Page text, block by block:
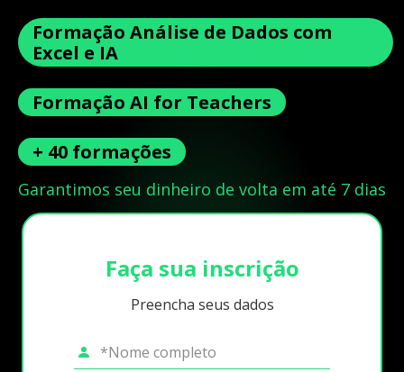
Formação Análise de Dados com
Excel e IA
Formação AI for Teachers
+ 40 formações
Garantimos seu dinheiro de volta em até 7 dias
Faça sua inscrição
Preencha seus dados